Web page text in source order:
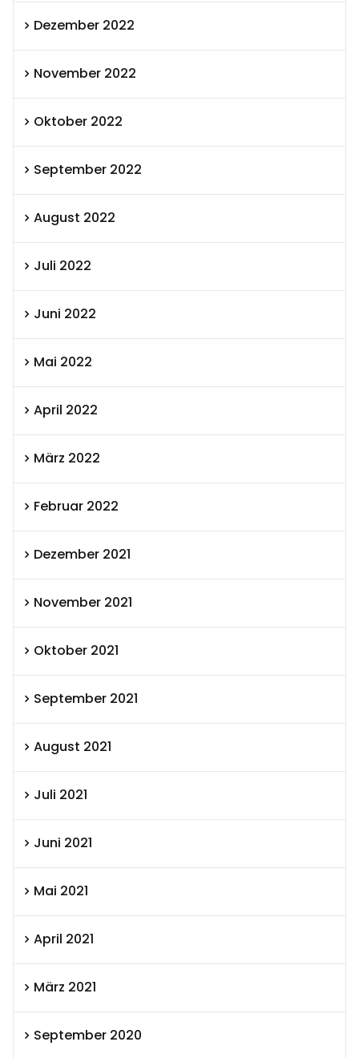
Dezember 2022
November 2022
Oktober 2022
September 2022
August 2022
Juli 2022
Juni 2022
Mai 2022
April 2022
März 2022
Februar 2022
Dezember 2021
November 2021
Oktober 2021
September 2021
August 2021
Juli 2021
Juni 2021
Mai 2021
April 2021
März 2021
September 2020